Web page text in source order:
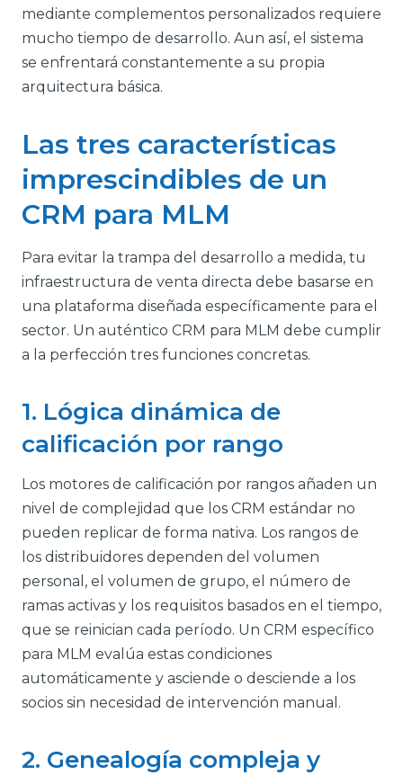
mediante complementos personalizados requiere
mucho tiempo de desarrollo. Aun así, el sistema
se enfrentará constantemente a su propia
arquitectura básica.
Las tres características
imprescindibles de un
CRM para MLM
Para evitar la trampa del desarrollo a medida, tu
infraestructura de venta directa debe basarse en
una plataforma diseñada específicamente para el
sector. Un auténtico CRM para MLM debe cumplir
a la perfección tres funciones concretas.
1. Lógica dinámica de
calificación por rango
Los motores de calificación por rangos añaden un
nivel de complejidad que los CRM estándar no
pueden replicar de forma nativa. Los rangos de
los distribuidores dependen del volumen
personal, el volumen de grupo, el número de
ramas activas y los requisitos basados en el tiempo,
que se reinician cada período. Un CRM específico
para MLM evalúa estas condiciones
automáticamente y asciende o desciende a los
socios sin necesidad de intervención manual.
2. Genealogía compleja y